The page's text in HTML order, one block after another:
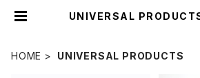
UNIVERSAL
HOME UNIVERSAL PRODUCTS